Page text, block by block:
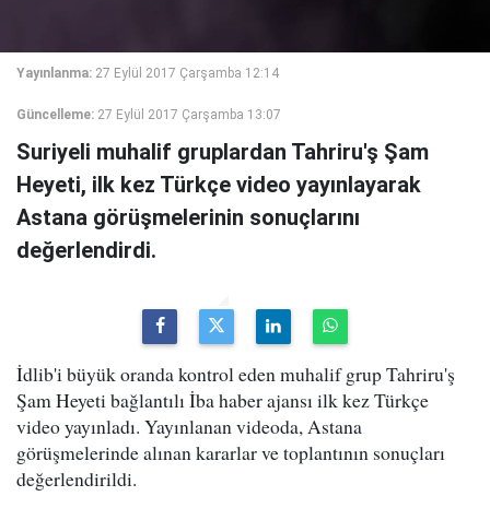
Yayınlanma: 27 Eylül 2017 Çarşamba 12:14
Güncelleme: 27 Eylül 2017 Çarşamba 13:07
Suriyeli muhalif gruplardan Tahriru'ş Şam
Heyeti, ilk kez Türkçe video yayınlayarak
Astana görüşmelerinin sonuçlarını
değerlendirdi.
İdlib'i büyük oranda kontrol eden muhalif grup Tahriru'ş
Şam Heyeti bağlantılı İba haber ajansı ilk kez Türkçe
video yayınladı. Yayınlanan videoda, Astana
görüşmelerinde alınan kararlar ve toplantının sonuçları
değerlendirildi.